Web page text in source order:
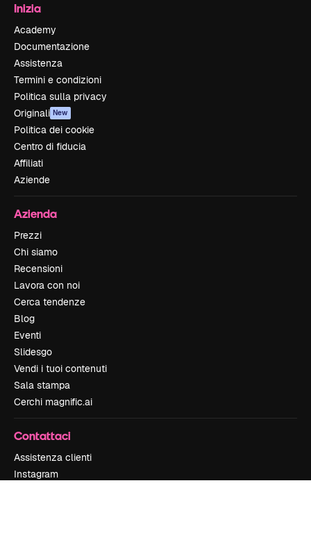
Inizia
Academy
Documentazione
Assistenza
Termini e condizioni
Politica sulla privacy
Originali New
Politica dei cookie
Centro di fiducia
Affiliati
Aziende
Azienda
Prezzi
Chi siamo
Recensioni
Lavora con noi
Cerca tendenze
Blog
Eventi
Slidesgo
Vendi i tuoi contenuti
Sala stampa
Cerchi magnific.ai
Contattaci
Assistenza clienti
Instagram